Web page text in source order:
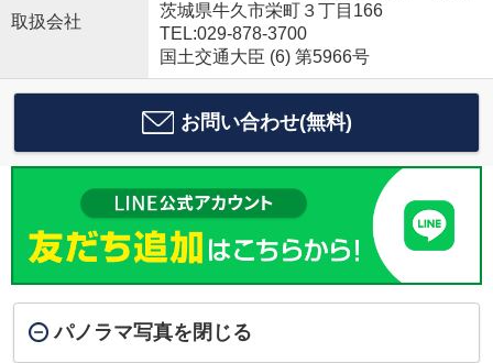
取扱会社
茨城県牛久市栄町３丁目166
TEL:029-878-3700
国土交通大臣 (6) 第5966号
お問い合わせ(無料)
パノラマ写真を閉じる